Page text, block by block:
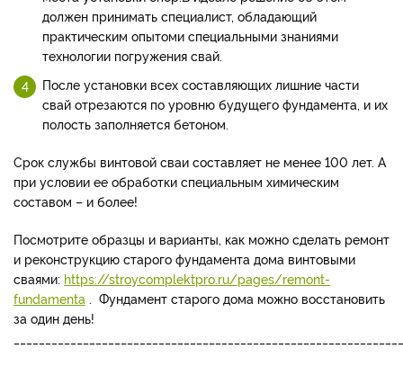
должен принимать специалист, обладающий
практическим опытоми специальными знаниями
технологии погружения свай.
После установки всех составляющих лишние части
свай отрезаются по уровню будущего фундамента, и их
полость заполняется бетоном.
Срок службы винтовой сваи составляет не менее 100 лет. А
при условии ее обработки специальным химическим
составом – и более!
Посмотрите образцы и варианты, как можно сделать ремонт
и реконструкцию старого фундамента дома винтовыми
сваями: https://stroycomplektpro.ru/pages/remont-
fundamenta . Фундамент старого дома можно восстановить
за один день!